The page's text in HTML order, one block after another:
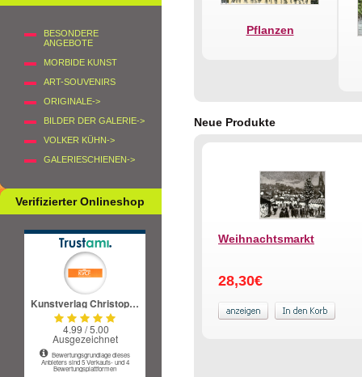
BESONDERE
ANGEBOTE
MORBIDE KUNST
ART-SOUVENIRS
ORIGINALE->
BILDER DER GALERIE->
VOLKER KÜHN->
GALERIESCHIENEN->
Verifizierter Onlineshop
Pflanzen
Neue Produkte
Weihnachtsmarkt
28,30€